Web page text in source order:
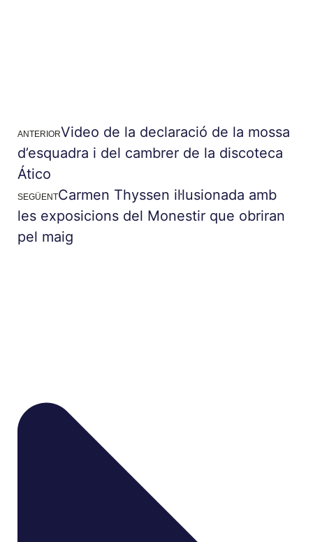
ANTERIORVideo de la declaració de la mossa
d’esquadra i del cambrer de la discoteca
Ático
SEGÜENTCarmen Thyssen il·lusionada amb
les exposicions del Monestir que obriran
pel maig